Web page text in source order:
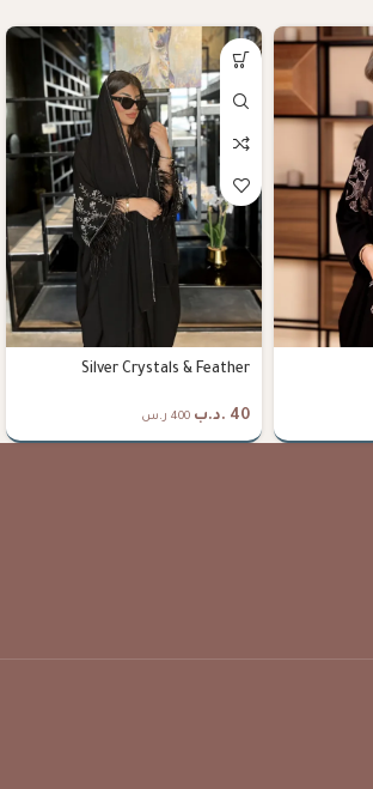
Silver Crystals & Feather
40 .د.ب 400 ر.س